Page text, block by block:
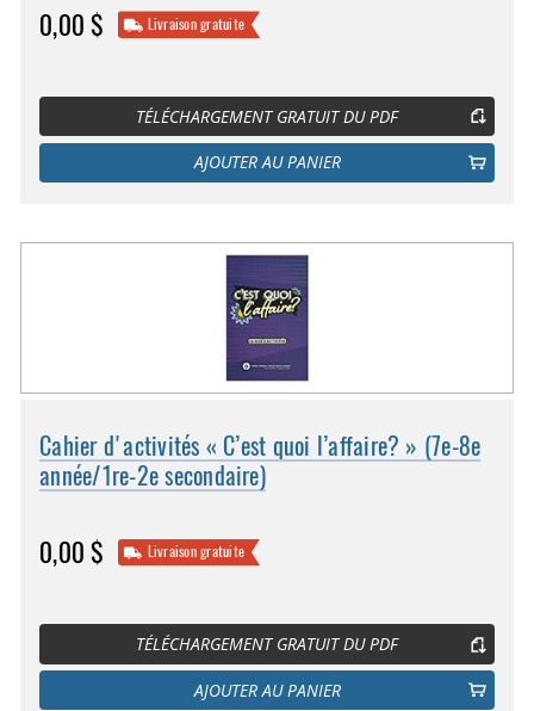
0,00 $ Livraison gratuite
TÉLÉCHARGEMENT GRATUIT DU PDF
AJOUTER AU PANIER
Cahier d'activités « C’est quoi l’affaire? » (7e-8e
année/1re-2e secondaire)
0,00 $ Livraison gratuite
TÉLÉCHARGEMENT GRATUIT DU PDF
AJOUTER AU PANIER